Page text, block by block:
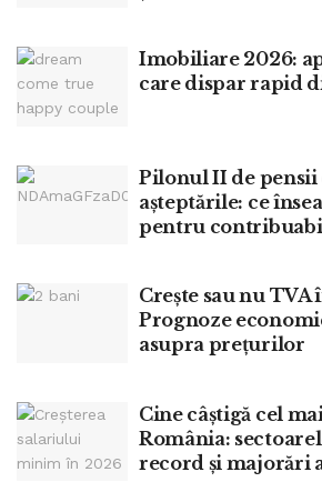
Imobiliare 2026:
care dispar rapid
Pilonul II de pensii
așteptările: ce
pentru
Crește sau nu TVA
Prognoze
asupra prețurilor
Cine câștigă cel
România:
record și majorări